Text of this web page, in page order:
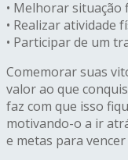
• Melhorar situação
• Realizar atividade
• Participar de um
Comemorar suas
valor ao que
faz com que isso
motivando-o a ir
e metas para